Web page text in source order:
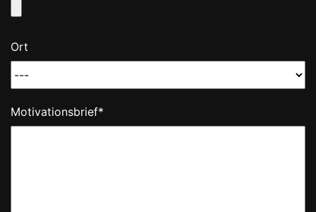
Ort
Motivationsbrief*